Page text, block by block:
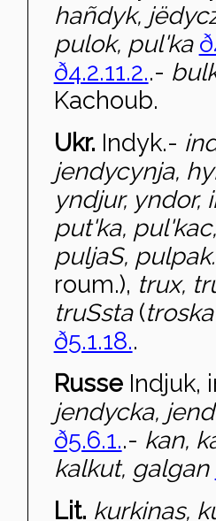
hañdyk,
pulok, pul'ka
ð4.2.11.2..-
Kachoub.
Ukr. Indyk.-
jendycynja,
yndjur, yndor,
put'ka, pul'ka
puljaS,
roum.), trux,
truSsta (
ð5.1.18..
Russe Indjuk,
jendycka,
ð5.6.1..- kan,
kalkut, galgan
Lit. kurkinas,